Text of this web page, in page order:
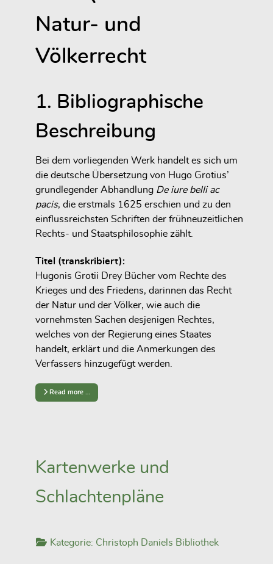
Natur- und
Völkerrecht
1. Bibliographische
Beschreibung
Bei dem vorliegenden Werk handelt es sich um
die deutsche Übersetzung von Hugo Grotius’
grundlegender Abhandlung De iure belli ac
pacis, die erstmals 1625 erschien und zu den
einflussreichsten Schriften der frühneuzeitlichen
Rechts- und Staatsphilosophie zählt.
Titel (transkribiert):
Hugonis Grotii Drey Bücher vom Rechte des
Krieges und des Friedens, darinnen das Recht
der Natur und der Völker, wie auch die
vornehmsten Sachen desjenigen Rechtes,
welches von der Regierung eines Staates
handelt, erklärt und die Anmerkungen des
Verfassers hinzugefügt werden.
Read more …
Kartenwerke und
Schlachtenpläne
Kategorie: Christoph Daniels Bibliothek